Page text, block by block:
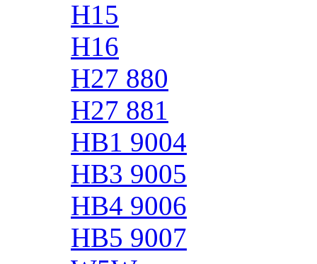
H15
H16
H27 880
H27 881
HB1 9004
HB3 9005
HB4 9006
HB5 9007